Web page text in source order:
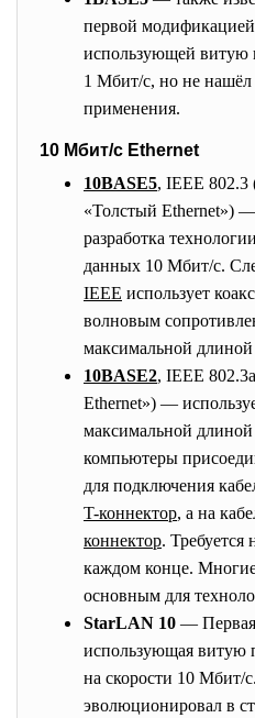
первой
использующей витую
1 Мбит/с, но не нашёл
применения.
10 Мбит/с Ethernet
10BASE5, IEEE 802.3
«Толстый Ethernet»)
разработка
данных 10 Мбит/с.
IEEE использует
волновым
максимальной длиной
10BASE2, IEEE
Ethernet») —
максимальной длиной
компьютеры
для подключения
T-коннектор, а на
коннектор. Требуется
каждом конце.
основным для
StarLAN 10 — Первая
использующая витую
на скорости 10 Мбит/
эволюционировал в